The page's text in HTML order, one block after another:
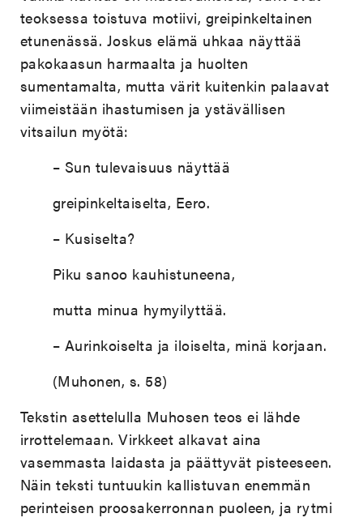
teoksessa toistuva motiivi, greipinkeltainen
etunenässä. Joskus elämä uhkaa näyttää
pakokaasun harmaalta ja huolten
sumentamalta, mutta värit kuitenkin palaavat
viimeistään ihastumisen ja ystävällisen
vitsailun myötä:
– Sun tulevaisuus näyttää
greipinkeltaiselta, Eero.
– Kusiselta?
Piku sanoo kauhistuneena,
mutta minua hymyilyttää.
– Aurinkoiselta ja iloiselta, minä korjaan.
(Muhonen, s. 58)
Tekstin asettelulla Muhosen teos ei lähde
irrottelemaan. Virkkeet alkavat aina
vasemmasta laidasta ja päättyvät pisteeseen.
Näin teksti tuntuukin kallistuvan enemmän
perinteisen proosakerronnan puoleen, ja rytmi